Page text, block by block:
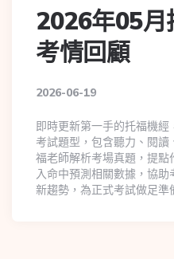
2026年05月
考情回顧
2026-06-19
即時更新第一手的托福機
考試題型，包含聽力、閱
福老師解析考場真題，提
入命中預測相關數據，協
新趨勢，為正式考試做足準